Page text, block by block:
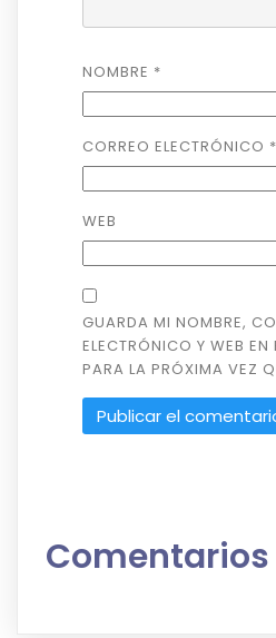
NOMBRE *
CORREO ELECTRÓNICO *
WEB
GUARDA MI NOMBRE,
ELECTRÓNICO Y WEB EN
PARA LA PRÓXIMA VEZ